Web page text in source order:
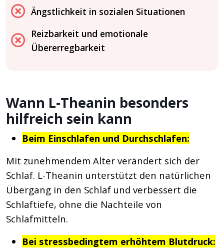
Ängstlichkeit in sozialen Situationen
Reizbarkeit und emotionale
Übererregbarkeit
Wann L-Theanin besonders
hilfreich sein kann
Beim Einschlafen und Durchschlafen:
Mit zunehmendem Alter verändert sich der
Schlaf. L-Theanin unterstützt den natürlichen
Übergang in den Schlaf und verbessert die
Schlaftiefe, ohne die Nachteile von
Schlafmitteln.
Bei stressbedingtem erhöhtem Blutdruck: